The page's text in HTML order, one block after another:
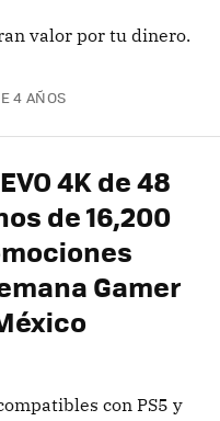
valor por tu dinero.
4 AÑOS
4K de 48
de 16,200
Gamer
con PS5 y